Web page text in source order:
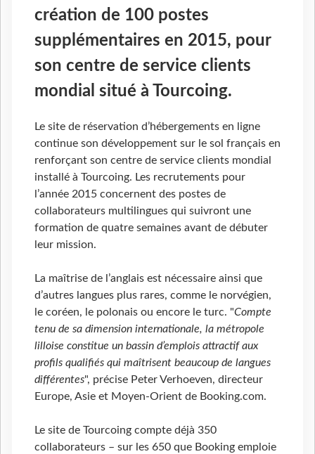
création de 100 postes
supplémentaires en 2015, pour
son centre de service clients
mondial situé à Tourcoing.
Le site de réservation d’hébergements en ligne
continue son développement sur le sol français en
renforçant son centre de service clients mondial
installé à Tourcoing. Les recrutements pour
l’année 2015 concernent des postes de
collaborateurs multilingues qui suivront une
formation de quatre semaines avant de débuter
leur mission.
La maîtrise de l’anglais est nécessaire ainsi que
d’autres langues plus rares, comme le norvégien,
le coréen, le polonais ou encore le turc. "Compte
tenu de sa dimension internationale, la métropole
lilloise constitue un bassin d’emplois attractif aux
profils qualifiés qui maîtrisent beaucoup de langues
différentes", précise Peter Verhoeven, directeur
Europe, Asie et Moyen-Orient de Booking.com.
Le site de Tourcoing compte déjà 350
collaborateurs – sur les 650 que Booking emploie